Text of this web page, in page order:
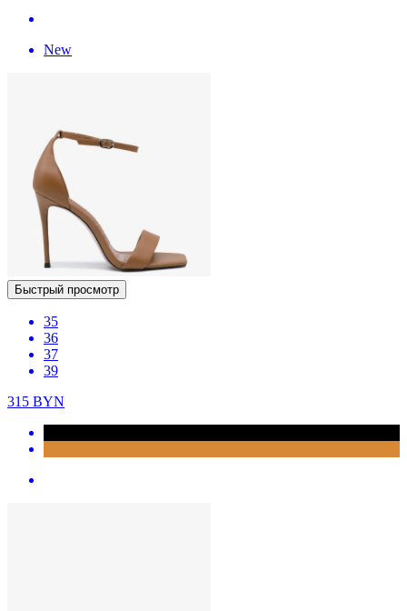
New
Быстрый просмотр
35
36
37
39
315 BYN